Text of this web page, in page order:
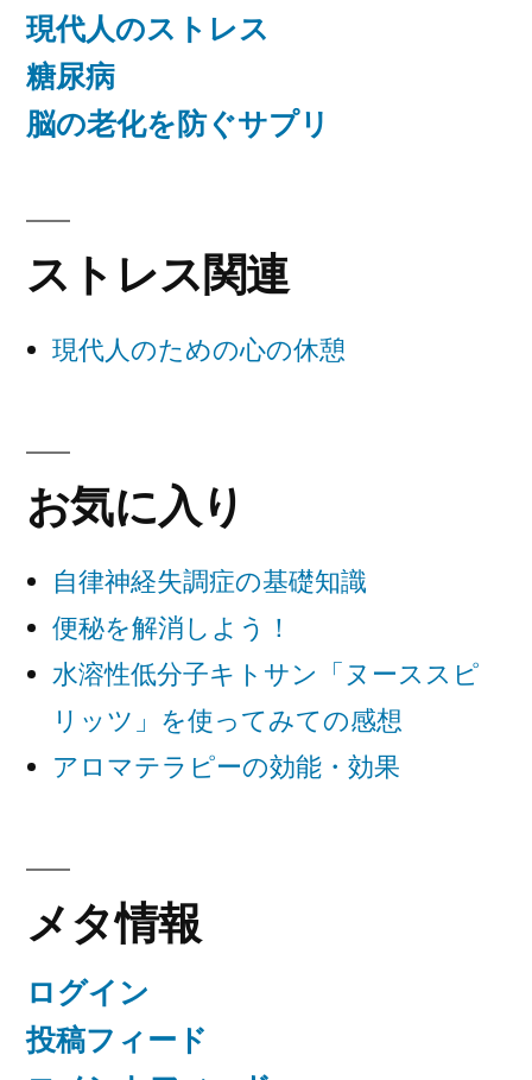
現代人のストレス
糖尿病
脳の老化を防ぐサプリ
ストレス関連
現代人のための心の休憩
お気に入り
自律神経失調症の基礎知識
便秘を解消しよう！
水溶性低分子キトサン「ヌーススピ
リッツ」を使ってみての感想
アロマテラピーの効能・効果
メタ情報
ログイン
投稿フィード